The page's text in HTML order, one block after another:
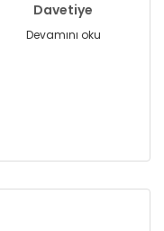
Davetiye
Devamını oku